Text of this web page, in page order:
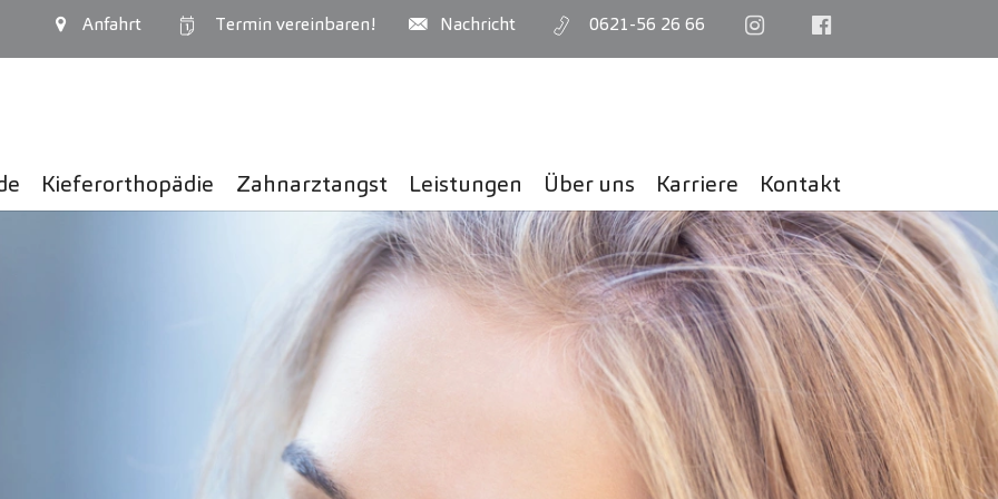
Anfahrt Termin vereinbaren! Nachricht 0621-56 26 66
Kiefer­orthopädie Zahnarztangst Leistungen Über uns Karriere
Kontakt